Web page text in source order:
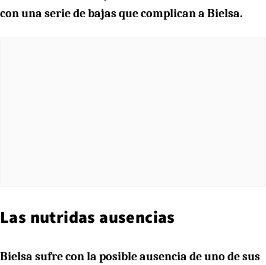
con una serie de bajas que complican a Bielsa.
Las nutridas ausencias
Bielsa sufre con la posible ausencia de uno de sus